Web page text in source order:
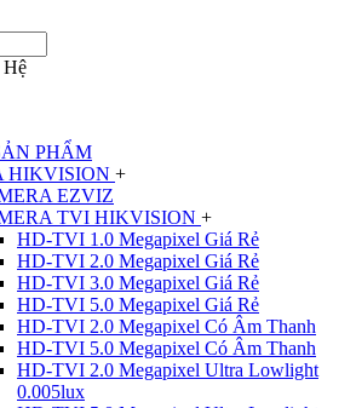
Hệ
PHẨM
HIKVISION +
EZVIZ
TVI HIKVISION +
HD-TVI 1.0 Megapixel Giá Rẻ
HD-TVI 2.0 Megapixel Giá Rẻ
HD-TVI 3.0 Megapixel Giá Rẻ
HD-TVI 5.0 Megapixel Giá Rẻ
HD-TVI 2.0 Megapixel Có Âm Thanh
HD-TVI 5.0 Megapixel Có Âm Thanh
HD-TVI 2.0 Megapixel Ultra Lowlight
0.005lux